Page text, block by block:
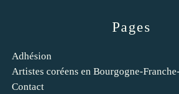
Pages
Adhésion
Artistes coréens en Bourgogne-
Contact